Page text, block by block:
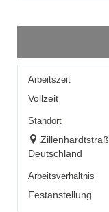
Arbeitszeit
Vollzeit
Standort
Deutschland
Arbeitsverhältnis
Festanstellung